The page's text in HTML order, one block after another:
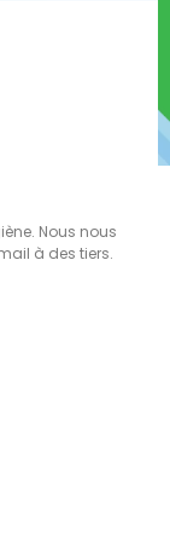
Nous nous
à des tiers.